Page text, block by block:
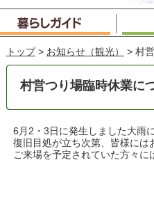
トップ > お知らせ（観光） > 村
村営つり場臨時休業に
6月2・3日に発生しました大雨
復旧目処が立ち次第、皆様には
ご来場を予定されていた方々